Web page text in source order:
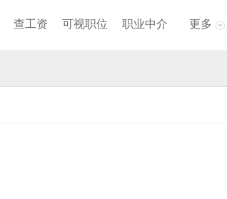
查工资 可视职位 职业中介 更多